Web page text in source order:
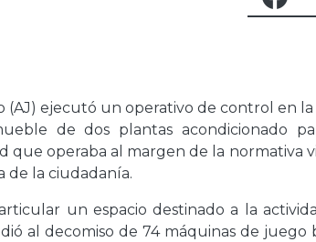
(AJ) ejecutó un operativo de control en
de dos plantas acondicionado
que operaba al margen de la normativa
de la ciudadanía.
un espacio destinado a la
al decomiso de 74 máquinas de juego